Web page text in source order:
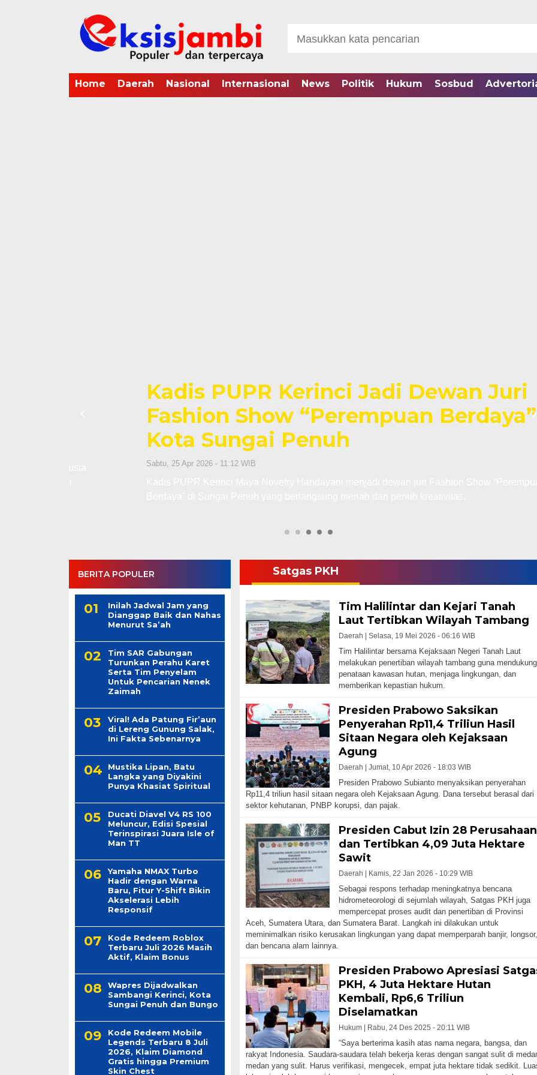
Home Daerah Nasional Internasional News Politik Hukum Sosbud
Kadis PUPR Kerinci Jadi Dewan Juri
Fashion Show “Perempuan Berdaya” di
Kota Sungai Penuh
Sabtu, 25 Apr 2026 - 11:12 WIB
BERITA POPULER
Inilah Jadwal Jam yang
Dianggap Baik dan Nahas
Menurut Sa’ah
Tim SAR Gabungan
Turunkan Perahu Karet
Serta Tim Penyelam
Untuk Pencarian Nenek
Zaimah
Viral! Ada Patung Fir’aun
di Lereng Gunung Salak,
Ini Fakta Sebenarnya
Mustika Lipan, Batu
Langka yang Diyakini
Punya Khasiat Spiritual
Ducati Diavel V4 RS 100
Meluncur, Edisi Spesial
Terinspirasi Juara Isle of
Man TT
Yamaha NMAX Turbo
Hadir dengan Warna
Baru, Fitur Y-Shift Bikin
Akselerasi Lebih
Responsif
Kode Redeem Roblox
Terbaru Juli 2026 Masih
Aktif, Klaim Bonus
Wapres Dijadwalkan
Sambangi Kerinci, Kota
Sungai Penuh dan Bungo
Kode Redeem Mobile
Legends Terbaru 8 Juli
2026, Klaim Diamond
Gratis hingga Premium
Skin Chest
Satgas PKH
Tim Halilintar dan Kejari Tanah
Laut Tertibkan Wilayah Tambang
Daerah | Selasa, 19 Mei 2026 - 06:16 WIB
Tim Halilintar bersama Kejaksaan Negeri Tanah Laut
melakukan penertiban wilayah tambang guna mendukung
penataan kawasan hutan, menjaga lingkungan, dan
memberikan kepastian hukum.
Presiden Prabowo Saksikan
Penyerahan Rp11,4 Triliun Hasil
Sitaan Negara oleh Kejaksaan
Agung
Daerah | Jumat, 10 Apr 2026 - 18:03 WIB
Presiden Prabowo Subianto menyaksikan penyerahan
Rp11,4 triliun hasil sitaan negara oleh Kejaksaan Agung. Dana tersebut berasal dari
sektor kehutanan, PNBP korupsi, dan pajak.
Presiden Cabut Izin 28 Perusahaan
dan Tertibkan 4,09 Juta Hektare
Sawit
Daerah | Kamis, 22 Jan 2026 - 10:29 WIB
Sebagai respons terhadap meningkatnya bencana
hidrometeorologi di sejumlah wilayah, Satgas PKH juga
mempercepat proses audit dan penertiban di Provinsi
Aceh, Sumatera Utara, dan Sumatera Barat. Langkah ini dilakukan untuk
meminimalkan risiko kerusakan lingkungan yang dapat memperparah banjir, longsor,
dan bencana alam lainnya.
Presiden Prabowo Apresiasi
PKH, 4 Juta Hektare Hutan
Kembali, Rp6,6 Triliun
Diselamatkan
Hukum | Rabu, 24 Des 2025 - 20:11 WIB
“Saya berterima kasih atas nama negara, bangsa, dan
rakyat Indonesia. Saudara-saudara telah bekerja keras dengan sangat sulit di
medan yang sulit. Harus verifikasi, mengecek, empat juta hektare tidak sedikit.